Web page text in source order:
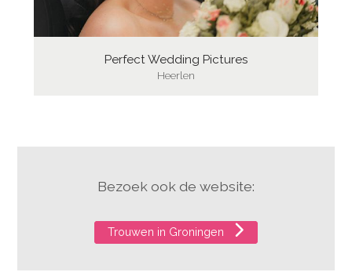
Perfect Wedding Pictures
Heerlen
Bezoek ook de website:
Trouwen in Groningen